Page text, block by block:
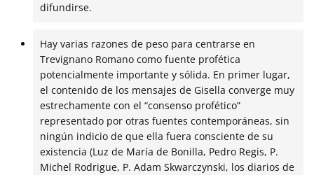
difundirse.
Hay varias razones de peso para centrarse en
Trevignano Romano como fuente profética
potencialmente importante y sólida. En primer lugar,
el contenido de los mensajes de Gisella converge muy
estrechamente con el “consenso profético”
representado por otras fuentes contemporáneas, sin
ningún indicio de que ella fuera consciente de su
existencia (Luz de María de Bonilla, Pedro Regis, P.
Michel Rodrigue, P. Adam Skwarczynski, los diarios de